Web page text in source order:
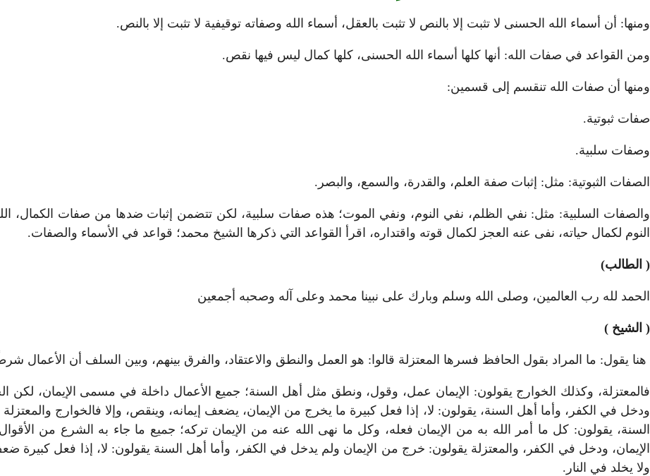
ومنها: أن أسماء الله الحسنى لا تثبت إلا بالنص لا تثبت بالعقل، أسماء الله وصفاته توقيفية لا تثبت إلا بالنص.
ومن القواعد في صفات الله: أنها كلها أسماء الله الحسنى، كلها كمال ليس فيها نقص.
ومنها أن صفات الله تنقسم إلى قسمين:
صفات ثبوتية.
وصفات سلبية.
الصفات الثبوتية: مثل: إثبات صفة العلم، والقدرة، والسمع، والبصر.
والصفات السلبية: مثل: نفي الظلم، نفي النوم، ونفي الموت؛ هذه صفات سلبية، لكن تتضمن إثبات ضدها من صفات الكمال،
النوم لكمال حياته، نفى عنه العجز لكمال قوته واقتداره، اقرأ القواعد التي ذكرها الشيخ محمد؛ قواعد في الأسماء والصفات.
( الطالب)
الحمد لله رب العالمين، وصلى الله وسلم وبارك على نبينا محمد وعلى آله وصحبه أجمعين
( الشيخ )
هنا يقول: ما المراد بقول الحافظ فسرها المعتزلة قالوا: هو العمل والنطق والاعتقاد، والفرق بينهم، وبين السلف أن الأعمال
فالمعتزلة، وكذلك الخوارج يقولون: الإيمان عمل، وقول، ونطق مثل أهل السنة؛ جميع الأعمال داخلة في مسمى الإيمان، لكن
ودخل في الكفر، وأما أهل السنة، يقولون: لا، إذا فعل كبيرة ما يخرج من الإيمان، يضعف إيمانه، وينقص، وإلا فالخوارج
السنة، يقولون: كل ما أمر الله به من الإيمان فعله، وكل ما نهى الله عنه من الإيمان تركه؛ جميع ما جاء به الشرع من
الإيمان، ودخل في الكفر، والمعتزلة يقولون: خرج من الإيمان ولم يدخل في الكفر، وأما أهل السنة يقولون: لا، إذا فعل كبيرة
ولا يخلد في النار.